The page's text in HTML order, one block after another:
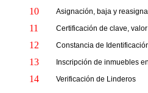
10 Asignación, baja y
11 Certificación de clave,
12 Constancia de
13 Inscripción de inmuebles
14 Verificación de Linderos